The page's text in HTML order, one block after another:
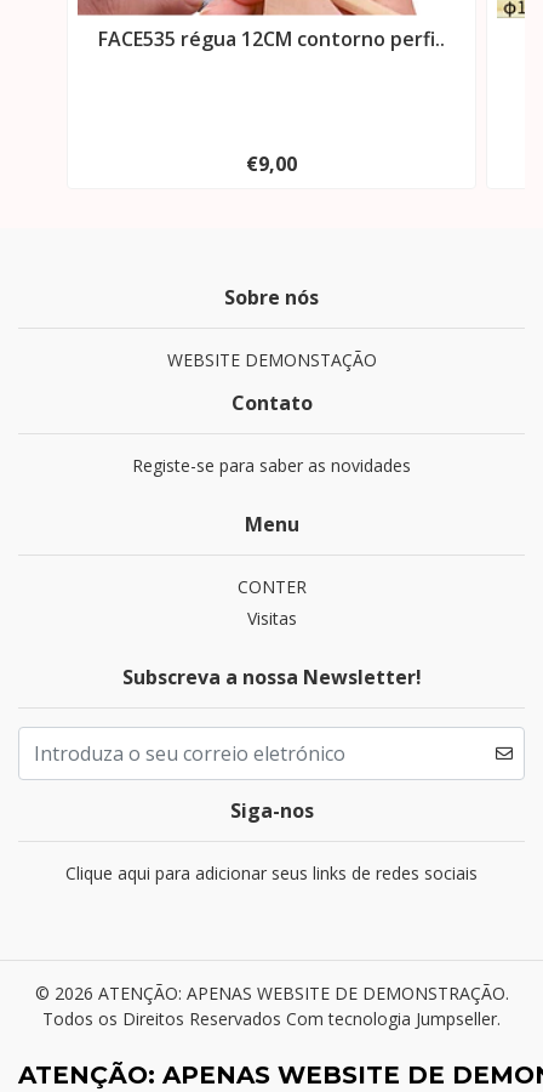
FACE535 régua 12CM contorno perfi..
€9,00
Sobre nós
WEBSITE DEMONSTAÇÃO
Contato
Registe-se para saber as novidades
Menu
CONTER
Visitas
Subscreva a nossa Newsletter!
Siga-nos
Clique aqui para adicionar seus links de redes sociais
© 2026 ATENÇÃO: APENAS WEBSITE DE DEMONSTRAÇÃO.
Todos os Direitos Reservados Com tecnologia Jumpseller.
ATENÇÃO: APENAS WEBSITE DE